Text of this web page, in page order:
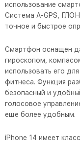
использование
Система A-GPS,
точное и быстрое
Смартфон оснащен
гироскопом,
использовать его
фитнеса. Функция
безопасный и
голосовое
еще более удобным.
iPhone 14 имеет